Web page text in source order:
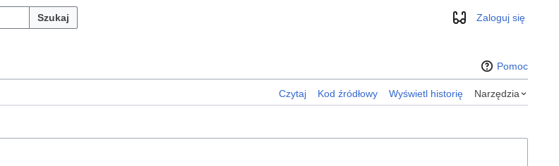
Szukaj WyglądZaloguj się
Pomoc
Czytaj Kod źródłowy Wyświetl historię Narzędzia